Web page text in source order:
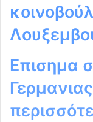
Επισημα